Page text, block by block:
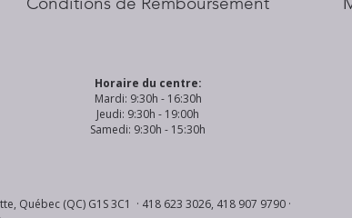
Horaire du centre:
Mardi: 9:30h - 16:30h
Jeudi: 9:30h - 19:00h
Samedi: 9:30h - 15:30h
Québec (QC) G1S 3C1 · 418 623 3026, 418 907 9790 ·